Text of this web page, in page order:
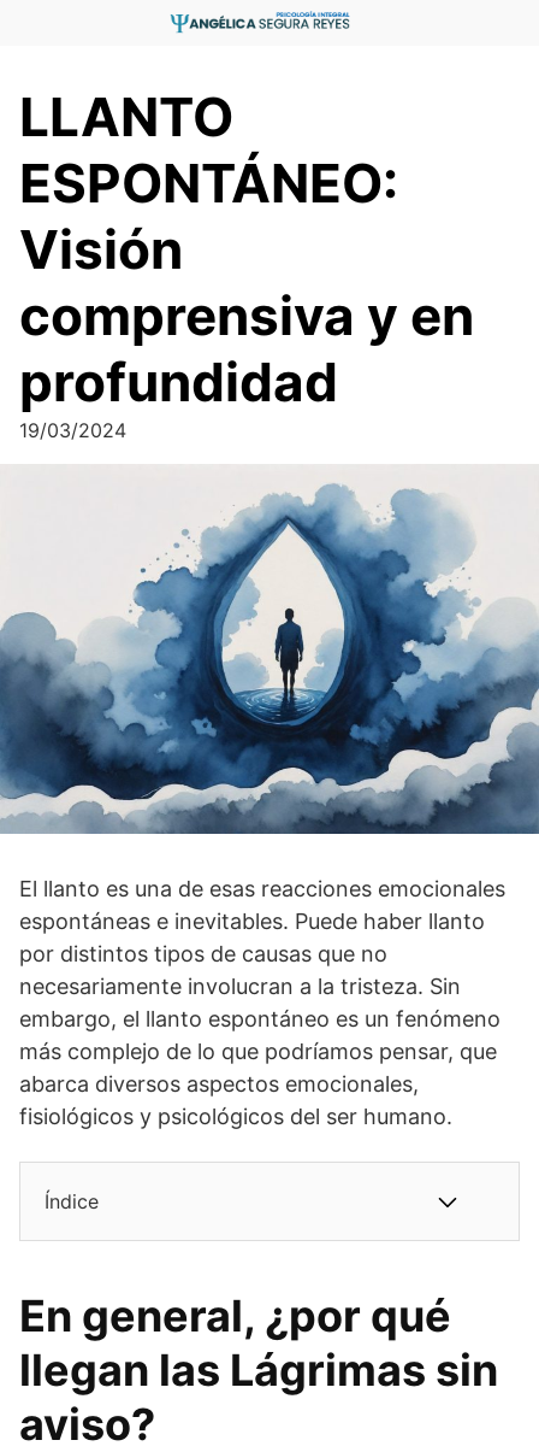
LLANTO
ESPONTÁNEO:
Visión
comprensiva y en
profundidad
19/03/2024
El llanto es una de esas reacciones emocionales
espontáneas e inevitables. Puede haber llanto
por distintos tipos de causas que no
necesariamente involucran a la tristeza. Sin
embargo, el llanto espontáneo es un fenómeno
más complejo de lo que podríamos pensar, que
abarca diversos aspectos emocionales,
fisiológicos y psicológicos del ser humano.
Índice
En general, ¿por qué
llegan las Lágrimas sin
aviso?